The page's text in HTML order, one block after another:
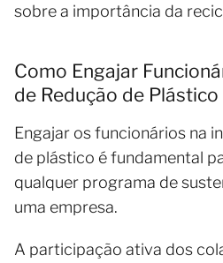
sobre a importância da
Como Engajar
de Redução de Plástico
Engajar os funcionários na
de plástico é fundamental
qualquer programa de
uma empresa.
A participação ativa dos